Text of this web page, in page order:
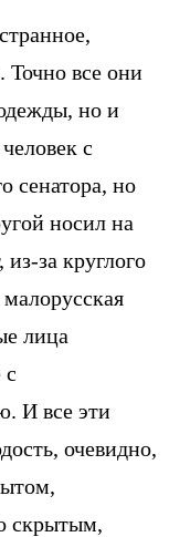
Точно все они
но и
с
сенатора, но
носил на
за круглого
малорусская
лица
с
И все эти
очевидно,
скрытым,